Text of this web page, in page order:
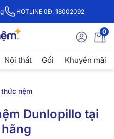
HOTLINE 0Đ: 18002092
0
Nội thất Gối Khuyến mãi
nệm
Dunlopillo tại